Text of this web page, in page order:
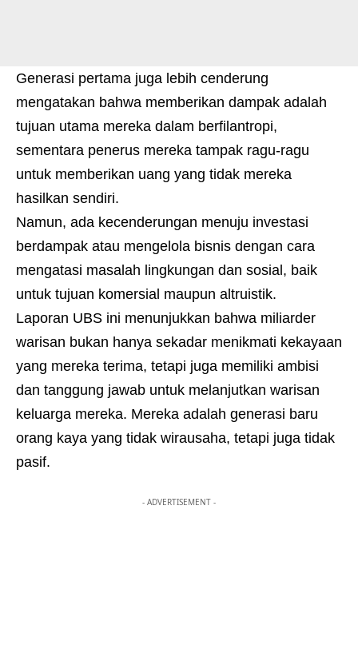
Generasi pertama juga lebih cenderung
mengatakan bahwa memberikan dampak adalah
tujuan utama mereka dalam berfilantropi,
sementara penerus mereka tampak ragu-ragu
untuk memberikan uang yang tidak mereka
hasilkan sendiri.
Namun, ada kecenderungan menuju investasi
berdampak atau mengelola bisnis dengan cara
mengatasi masalah lingkungan dan sosial, baik
untuk tujuan komersial maupun altruistik.
Laporan UBS ini menunjukkan bahwa miliarder
warisan bukan hanya sekadar menikmati kekayaan
yang mereka terima, tetapi juga memiliki ambisi
dan tanggung jawab untuk melanjutkan warisan
keluarga mereka. Mereka adalah generasi baru
orang kaya yang tidak wirausaha, tetapi juga tidak
pasif.
- ADVERTISEMENT -